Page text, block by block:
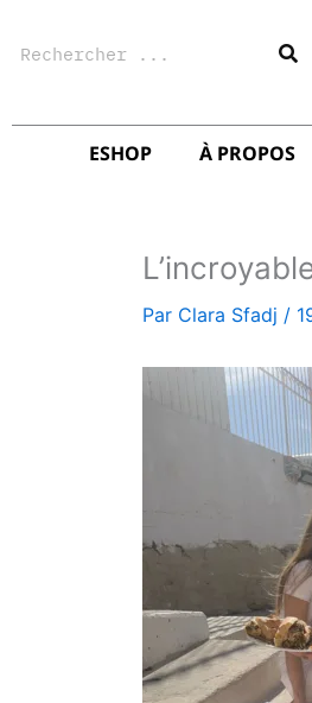
ESHOP À PROPOS
Par Clara Sfadj /